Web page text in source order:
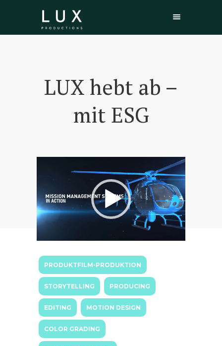
LUX hebt ab –
mit ESG
Player
PRODUKTFILM-PRODUKTION
STORYTELLING PRODUCING
EDITING MOTION DESIGN
COLOR GRADING